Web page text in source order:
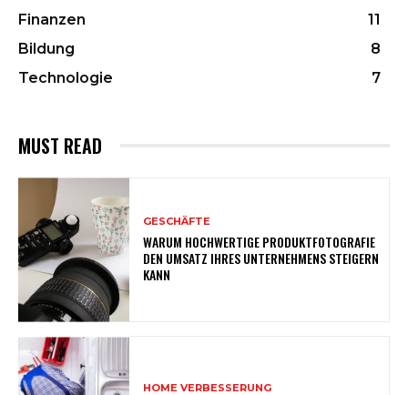
Finanzen
11
Bildung
8
Technologie
7
MUST READ
GESCHÄFTE
WARUM HOCHWERTIGE PRODUKTFOTOGRAFIE
DEN UMSATZ IHRES UNTERNEHMENS STEIGERN
KANN
HOME VERBESSERUNG